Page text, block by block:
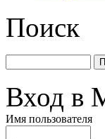
Поиск
Вход в
Имя пользователя